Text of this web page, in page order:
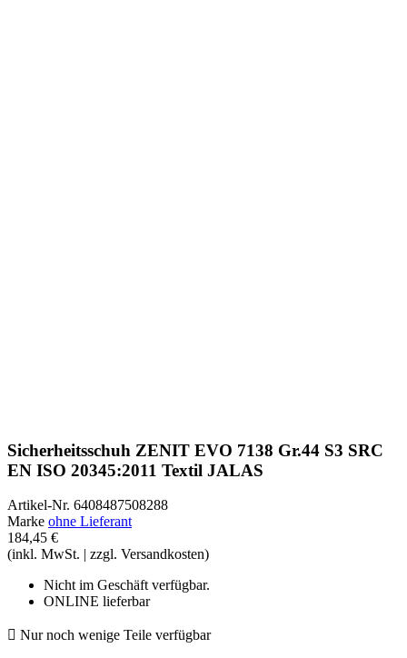
Sicherheitsschuh ZENIT EVO 7138 Gr.44 S3 SRC
EN ISO 20345:2011 Textil JALAS
Artikel-Nr. 6408487508288
Marke ohne Lieferant
184,45 €
(inkl. MwSt. | zzgl. Versandkosten)
Nicht im Geschäft verfügbar.
ONLINE lieferbar
 Nur noch wenige Teile verfügbar